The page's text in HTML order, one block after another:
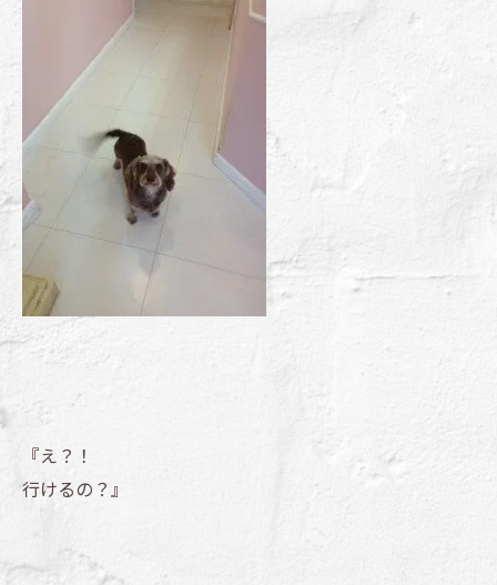
『え？！
行けるの？』